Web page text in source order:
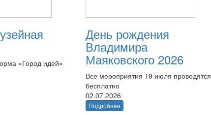
«Город идей»
День рождения
Владимира
Маяковского 2026
Все мероприятия 19 июля проводятся
бесплатно
02.07.2026
Подробнее